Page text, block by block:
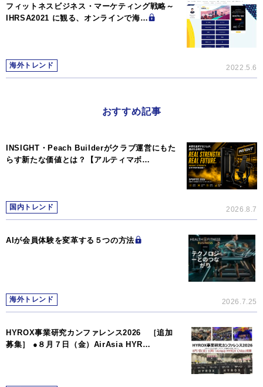
フィットネスビジネス・マーケティング戦略～
IHRSA2021 に観る、オンラインで海…
海外トレンド 2022.5.6
おすすめ記事
INSIGHT・Peach Builderがクラブ運営にもた
らす新たな価値とは？【アルティマボ…
国内トレンド 2026.8.7
AIが会員体験を変革する５つの方法
海外トレンド 2026.7.25
HYROX事業研究カンファレンス2026 ［追加
募集］ ●８月７日（金）AirAsia HYR…